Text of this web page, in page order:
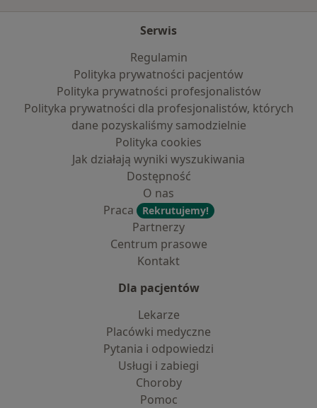
Serwis
Regulamin
Polityka prywatności pacjentów
Polityka prywatności profesjonalistów
Polityka prywatności dla profesjonalistów, których
dane pozyskaliśmy samodzielnie
Polityka cookies
Jak działają wyniki wyszukiwania
Dostępność
O nas
Praca
Rekrutujemy!
Partnerzy
Centrum prasowe
Kontakt
Dla pacjentów
Lekarze
Placówki medyczne
Pytania i odpowiedzi
Usługi i zabiegi
Choroby
Pomoc